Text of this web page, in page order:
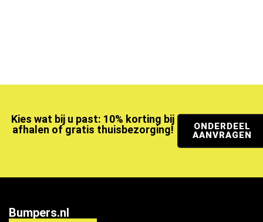
Kies wat bij u past: 10% korting bij
afhalen of gratis thuisbezorging!
ONDERDEEL
AANVRAGEN
Bumpers.nl